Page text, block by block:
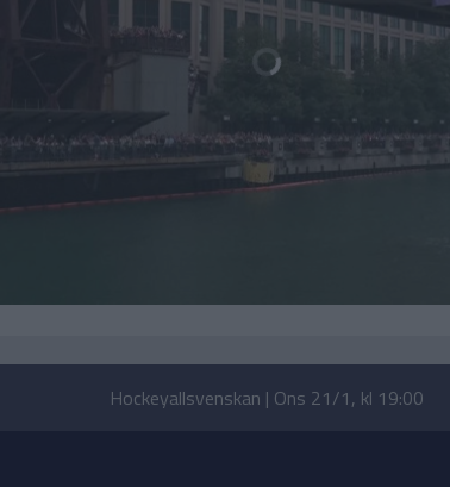
Hockeyallsvenskan | Ons 21/1, kl 19:00